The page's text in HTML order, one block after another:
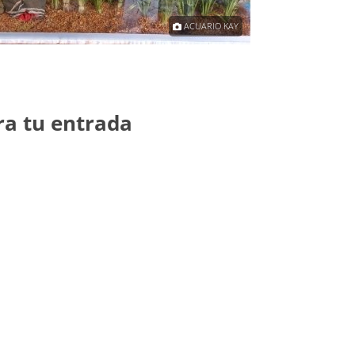
ACUARIO KAY
tu entrada